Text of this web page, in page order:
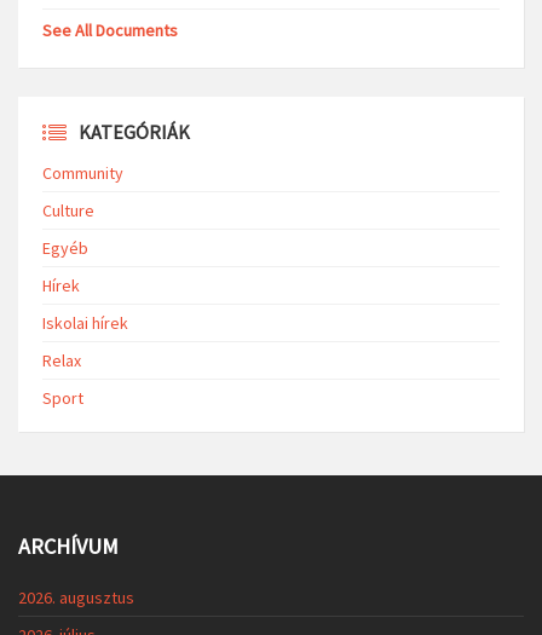
See All Documents
KATEGÓRIÁK
Community
Culture
Egyéb
Hírek
Iskolai hírek
Relax
Sport
ARCHÍVUM
2026. augusztus